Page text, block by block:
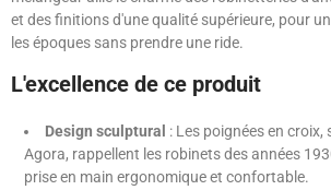
et des finitions d'une qualité supérieure, pour
les époques sans prendre une ride.
L'excellence de ce produit
Design sculptural : Les poignées en croix,
Agora, rappellent les robinets des années
prise en main ergonomique et confortable.